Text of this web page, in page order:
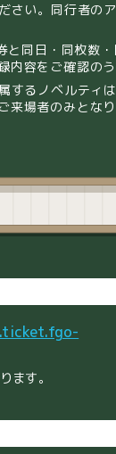
さい。同行者の
同日・同枚数
内容をご確認の
するノベルティ
来場者のみとな
ます。